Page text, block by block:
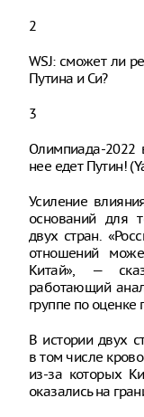
2
WSJ: сможет ли
Путина и Си?
3
Олимпиада-2022
нее едет Путин!
Усиление
оснований для
двух стран.
отношений
Китай», —
работающий
группе по оценке
В истории двух
в том числе
из-за которых
оказались на